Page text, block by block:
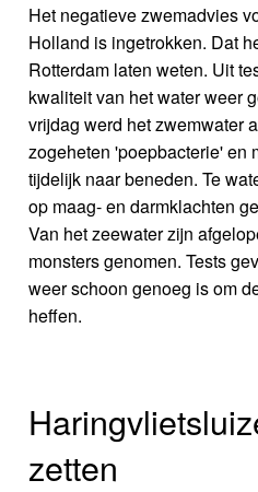
Het negatieve zwemadvies
Holland is ingetrokken. Dat
Rotterdam laten weten. Uit
kwaliteit van het water weer
vrijdag werd het zwemwater
zogeheten 'poepbacterie' en
tijdelijk naar beneden. Te
op maag- en darmklachten
Van het zeewater zijn
monsters genomen. Tests
weer schoon genoeg is om
heffen.
zetten